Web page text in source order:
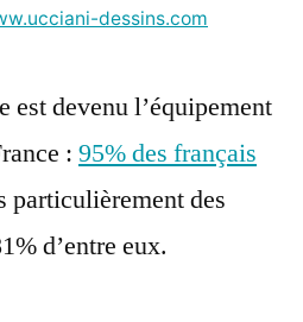
dessins.com
est devenu l’équipement
: 95% des français
particulièrement des
d’entre eux.